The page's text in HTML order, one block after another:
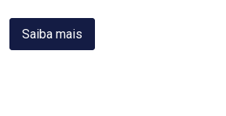
Saiba mais